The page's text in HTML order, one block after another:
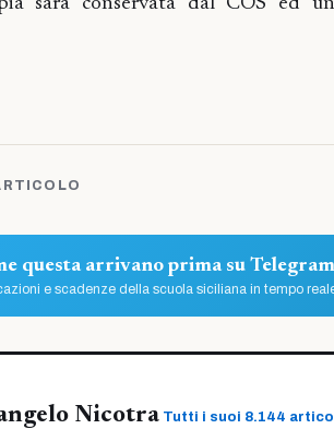
questa arrivano prima su Telegram
e scadenze della scuola siciliana in tempo
Nicotra Tutti i suoi 8.144